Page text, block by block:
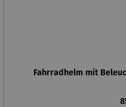
Fahrradhelm mit